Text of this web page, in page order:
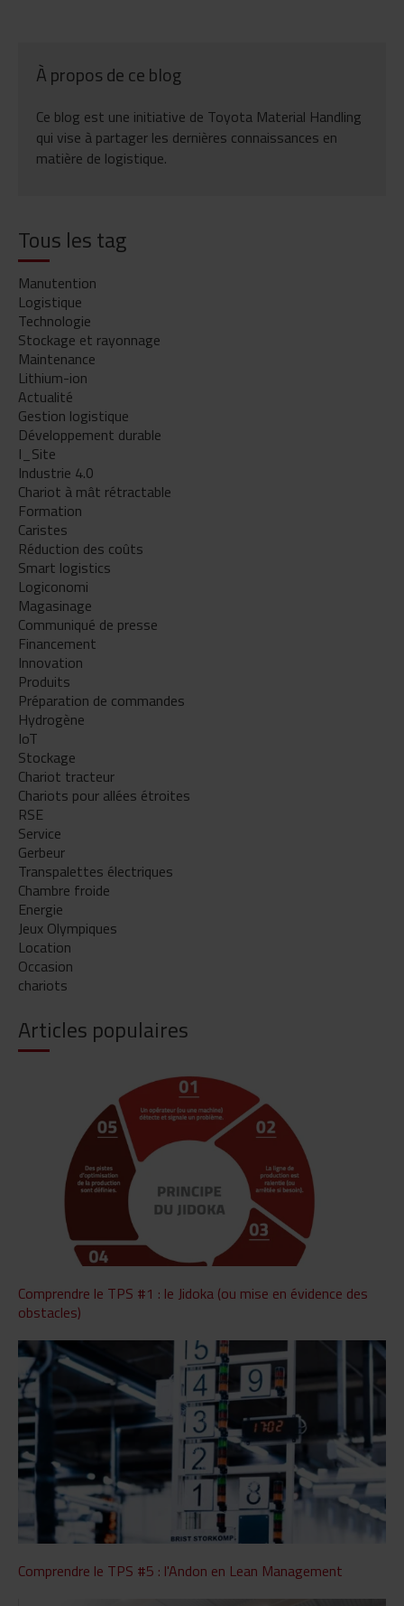
À propos de ce blog
Ce blog est une initiative de Toyota Material Handling
qui vise à partager les dernières connaissances en
matière de logistique.
Tous les tag
Manutention
Logistique
Technologie
Stockage et rayonnage
Maintenance
Lithium-ion
Actualité
Gestion logistique
Développement durable
I_Site
Industrie 4.0
Chariot à mât rétractable
Formation
Caristes
Réduction des coûts
Smart logistics
Logiconomi
Magasinage
Communiqué de presse
Financement
Innovation
Produits
Préparation de commandes
Hydrogène
IoT
Stockage
Chariot tracteur
Chariots pour allées étroites
RSE
Service
Gerbeur
Transpalettes électriques
Chambre froide
Energie
Jeux Olympiques
Location
Occasion
chariots
Articles populaires
Comprendre le TPS #1 : le Jidoka (ou mise en évidence des
obstacles)
Comprendre le TPS #5 : l'Andon en Lean Management